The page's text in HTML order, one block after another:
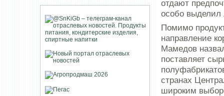
отдают
особо выделил
Помимо
направление
Мамедов
поставляет
странах
широким